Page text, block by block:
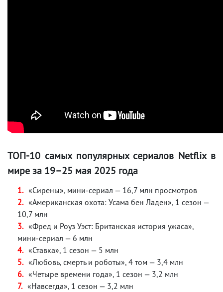
ТОП-10 самых популярных сериалов Netflix в
мире за 19–25 мая 2025 года
«Сирены», мини-сериал — 16,7 млн просмотров
«Американская охота: Усама бен Ладен», 1 сезон —
10,7 млн
«Фред и Роуз Уэст: Британская история ужаса»,
мини-сериал — 6 млн
«Ставка», 1 сезон — 5 млн
«Любовь, смерть и роботы», 4 том — 3,4 млн
«Четыре времени года», 1 сезон — 3,2 млн
«Навсегда», 1 сезон — 3,2 млн